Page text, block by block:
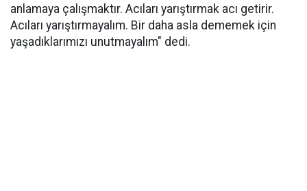
anlamaya çalışmaktır. Acıları yarıştırmak acı getirir.
Acıları yarıştırmayalım. Bir daha asla dememek için
yaşadıklarımızı unutmayalım" dedi.